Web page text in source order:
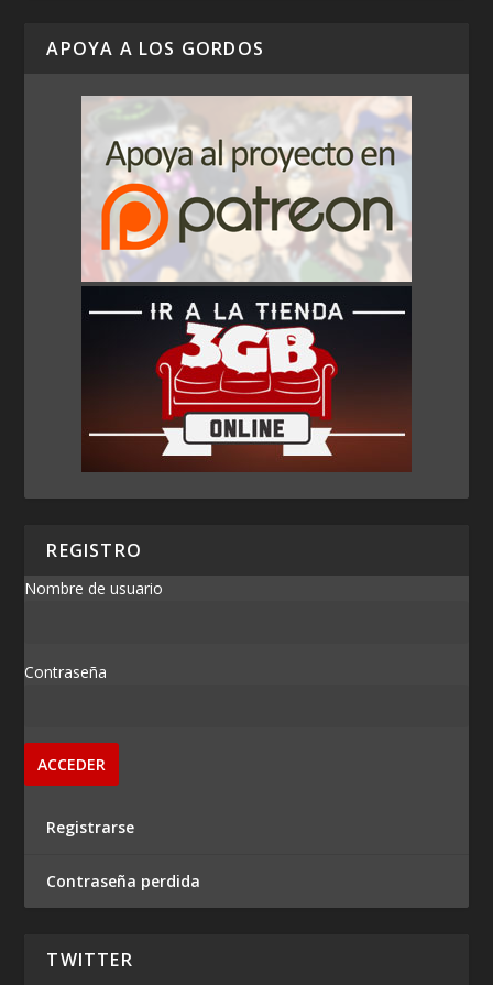
APOYA A LOS GORDOS
REGISTRO
Nombre de usuario
Contraseña
Registrarse
Contraseña perdida
TWITTER